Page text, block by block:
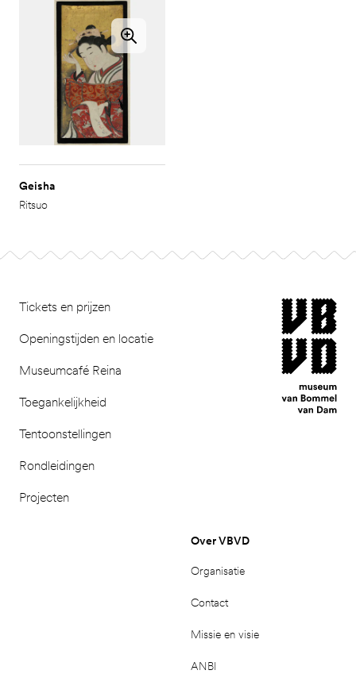
Geisha
Ritsuo
Tickets en prijzen
Openingstijden en locatie
Museumcafé Reina
Toegankelijkheid
Tentoonstellingen
Rondleidingen
Projecten
museum van
Over VBVD
Organisatie
Contact
Missie en visie
ANBI